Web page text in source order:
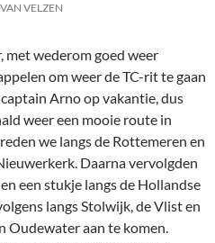
VELZEN
met wederom goed weer
om weer de TC-rit te gaan
Arno op vakantie, dus
weer een mooie route in
we langs de Rottemeren en
Daarna vervolgden
een stukje langs de Hollandse
langs Stolwijk, de Vlist en
Oudewater aan te komen.